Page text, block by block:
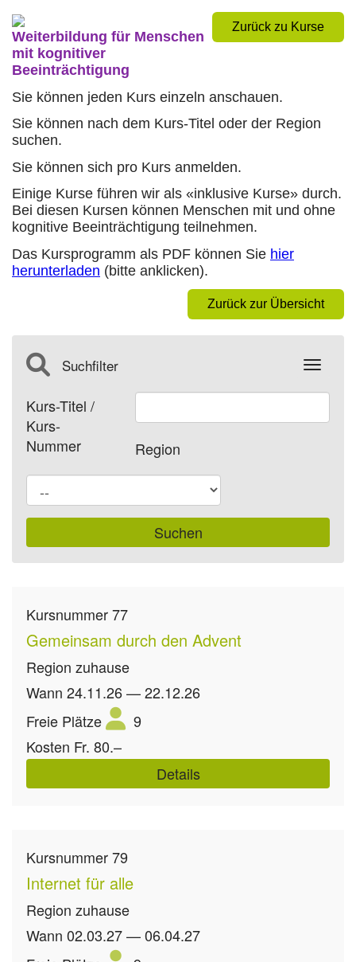
Zurück zu Kurse
Weiterbildung für Menschen
mit kognitiver
Beeinträchtigung
Sie können jeden Kurs einzeln anschauen.
Sie können nach dem Kurs-Titel oder der Region
suchen.
Sie können sich pro Kurs anmelden.
Einige Kurse führen wir als «inklusive Kurse» durch.
Bei diesen Kursen können Menschen mit und ohne
kognitive Beeinträchtigung teilnehmen.
Das Kursprogramm als PDF können Sie hier
herunterladen (bitte anklicken).
Zurück zur Übersicht
Suchfilter
Kurs-Titel /
Kurs-
Nummer
Region
Kursnummer77
Gemeinsam durch den Advent
Region zuhause
Wann 24.11.26 — 22.12.26
Freie Plätze
9
Kosten Fr. 80.–
Details
Kursnummer79
Internet für alle
Region zuhause
Wann 02.03.27 — 06.04.27